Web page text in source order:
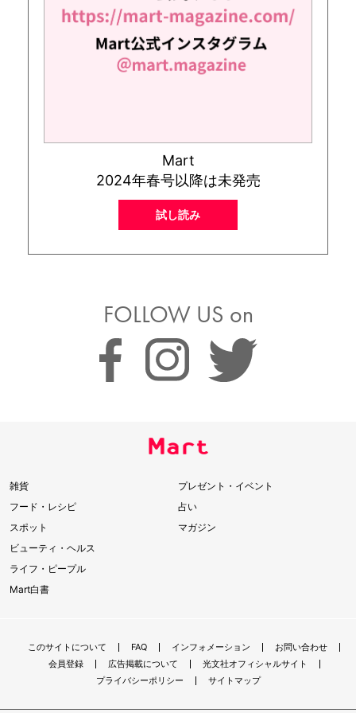
Mart
2024年春号以降は未発売
試し読み
FOLLOW US on
雑貨
フード・レシピ
スポット
ビューティ・ヘルス
ライフ・ピープル
Mart白書
プレゼント・イベント
占い
マガジン
このサイトについて FAQ インフォメーション
お問い合わせ
会員登録
広告掲載について
光文社オフィシャルサイト
プライバシーポリシー
サイトマップ